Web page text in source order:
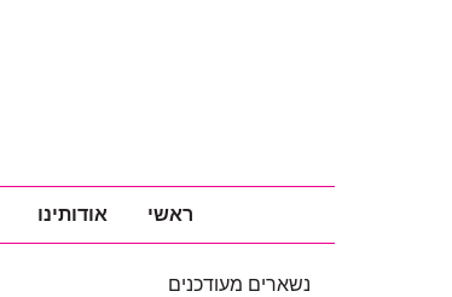
ראשי אודותינו
נשארים מעודכנים